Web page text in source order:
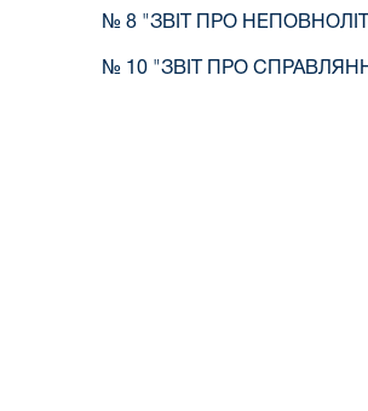
№ 8 "ЗВІТ ПРО
№ 10 "ЗВІТ ПРО